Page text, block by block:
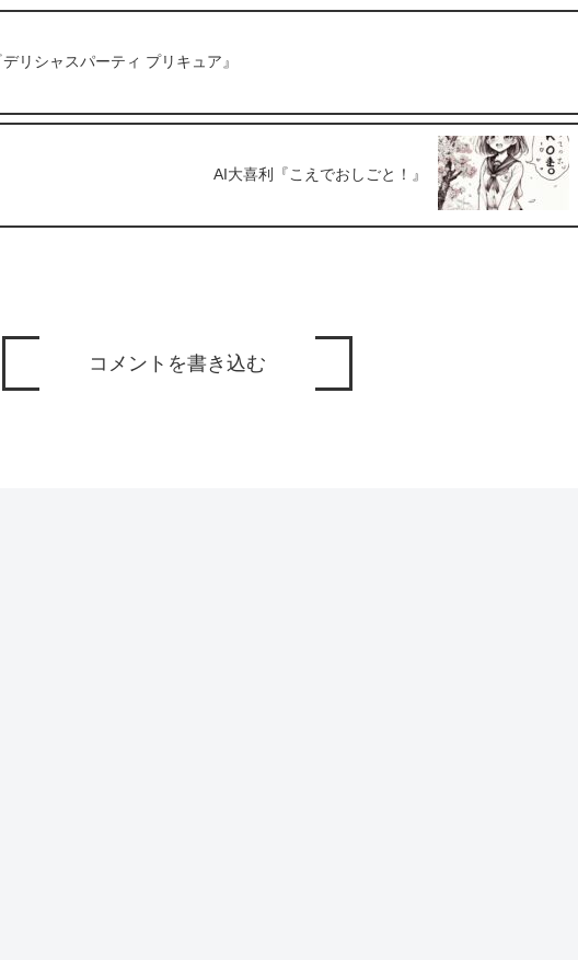
リシャスパーティ プリキュア』
AI大喜利『こえでおしごと！』
コメントを書き込む